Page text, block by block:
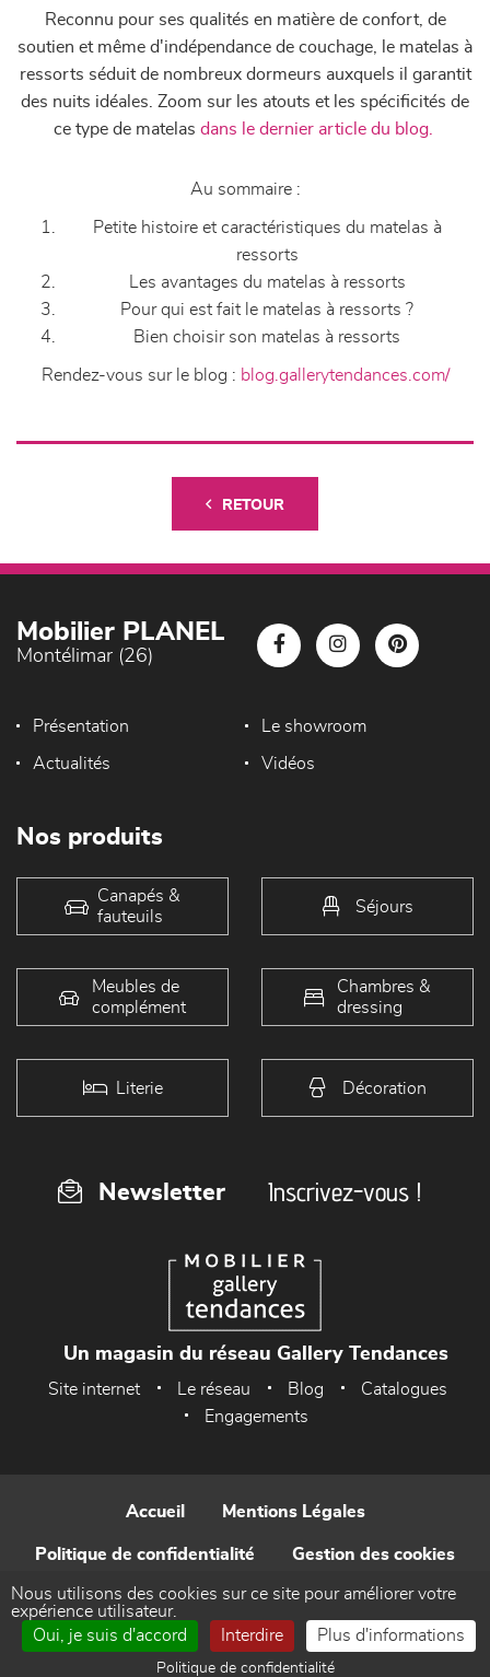
Reconnu pour ses qualités en matière de confort, de
soutien et même d'indépendance de couchage, le matelas à
ressorts séduit de nombreux dormeurs auxquels il garantit
des nuits idéales. Zoom sur les atouts et les spécificités de
ce type de matelas dans le dernier article du blog.
Au sommaire :
Petite histoire et caractéristiques du matelas à
ressorts
Les avantages du matelas à ressorts
Pour qui est fait le matelas à ressorts ?
Bien choisir son matelas à ressorts
Rendez-vous sur le blog : blog.gallerytendances.com/
RETOUR
Mobilier PLANEL
Montélimar (26)
Présentation Le showroom
Actualités Vidéos
Nos produits
Canapés &
fauteuils
Séjours
Meubles de
complément
Chambres &
dressing
Literie Décoration
Newsletter Inscrivez-vous !
Un magasin du réseau Gallery Tendances
Site internet Le réseau Blog
Catalogues
Engagements
Accueil Mentions Légales
Politique de confidentialité Gestion des cookies
Contact
Réalisé par WEB Enseignes
Nous utilisons des cookies sur ce site pour améliorer votre
expérience utilisateur.
Oui, je suis d'accord
Interdire Plus d'informations
Politique de confidentialité